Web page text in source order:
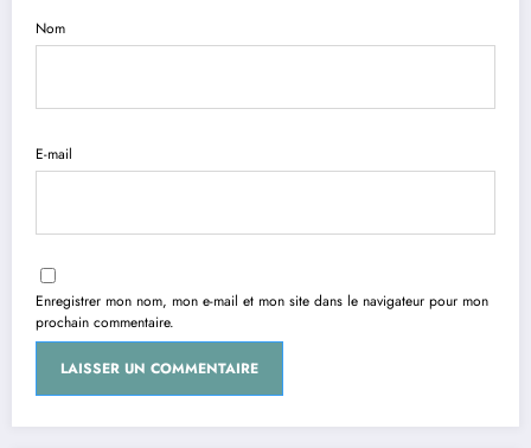
Nom
E-mail
Enregistrer mon nom, mon e-mail et mon site dans le navigateur pour mon
prochain commentaire.